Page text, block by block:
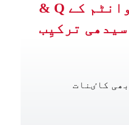
پروفیسر کوانٹم کے Q &
سیدھی ترکیِب
کاٸنات